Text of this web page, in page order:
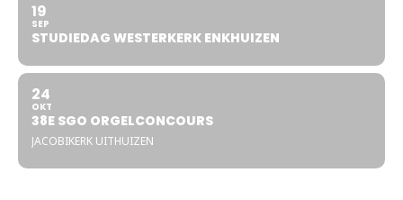
19
SEP
STUDIEDAG WESTERKERK ENKHUIZEN
24
OKT
38E SGO ORGELCONCOURS
JACOBIKERK UITHUIZEN